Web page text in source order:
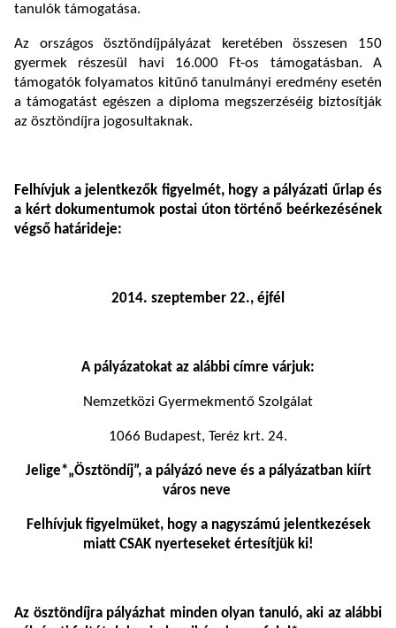
tanulók támogatása.
Az országos ösztöndíjpályázat keretében összesen 150
gyermek részesül havi 16.000 Ft-os támogatásban. A
támogatók folyamatos kitűnő tanulmányi eredmény esetén
a támogatást egészen a diploma megszerzéséig biztosítják
az ösztöndíjra jogosultaknak.
Felhívjuk a jelentkezők figyelmét, hogy a pályázati űrlap és
a kért dokumentumok postai úton történő beérkezésének
végső határideje:
2014. szeptember 22., éjfél
A pályázatokat az alábbi címre várjuk:
Nemzetközi Gyermekmentő Szolgálat
1066 Budapest, Teréz krt. 24.
Jelige*„Ösztöndíj”, a pályázó neve és a pályázatban kiírt
város neve
Felhívjuk figyelmüket, hogy a nagyszámú jelentkezések
miatt CSAK nyerteseket értesítjük ki!
Az ösztöndíjra pályázhat minden olyan tanuló, aki az alábbi